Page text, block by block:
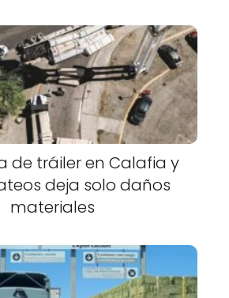
de tráiler en Calafia y
deja solo daños
materiales